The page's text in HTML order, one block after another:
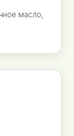
масло,